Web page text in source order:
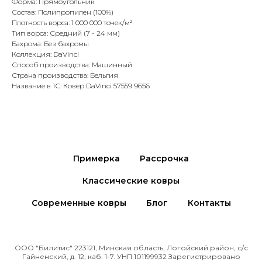
Состав: Полипропилен (100%)
Плотность ворса: 1 000 000 точек/м²
Тип ворса: Средний (7 - 24 мм)
Бахрома: Без бахромы
Коллекция: DaVinci
Способ производства: Машинный
Страна производства: Бельгия
Название в 1С: Ковер DaVinci 57559 9656
Примерка Рассрочка
Классические ковры
Современные ковры Блог Контакты
ООО "Билитис" 223121, Минская область, Логойский район, с/с
Гайненский, д. 12, каб. 1-7. УНП 101199932 Зарегистрировано